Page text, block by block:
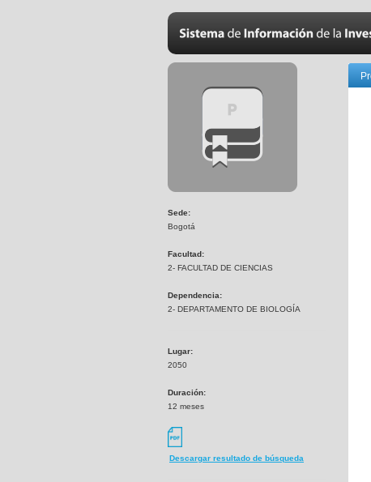
Sede:
Bogotá
Facultad:
2- FACULTAD DE CIENCIAS
Dependencia:
2- DEPARTAMENTO DE BIOLOGÍA
Lugar:
2050
Duración:
12 meses
Descargar resultado de búsqueda